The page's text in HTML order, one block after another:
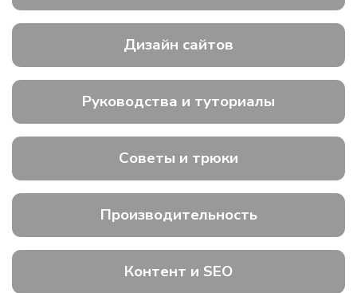
Дизайн сайтов
Руководства и туториалы
Советы и трюки
Производительность
Контент и SEO